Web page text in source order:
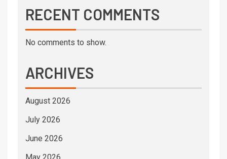
RECENT COMMENTS
No comments to show.
ARCHIVES
August 2026
July 2026
June 2026